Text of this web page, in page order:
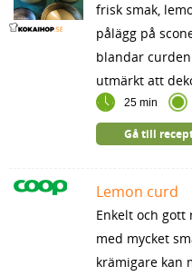
frisk smak,
pålägg på
blandar
utmärkt att
25 min
Gå till
Lemon curd
Enkelt och
med mycket
krämigare kan